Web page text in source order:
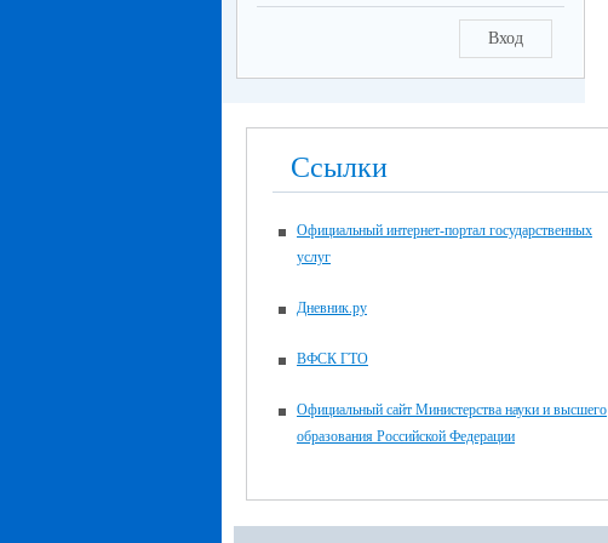
Вход
Ссылки
Официальный интернет-портал государственных
услуг
Дневник.ру
ВФСК ГТО
Официальный сайт Министерства науки и высшего
образования Российской Федерации